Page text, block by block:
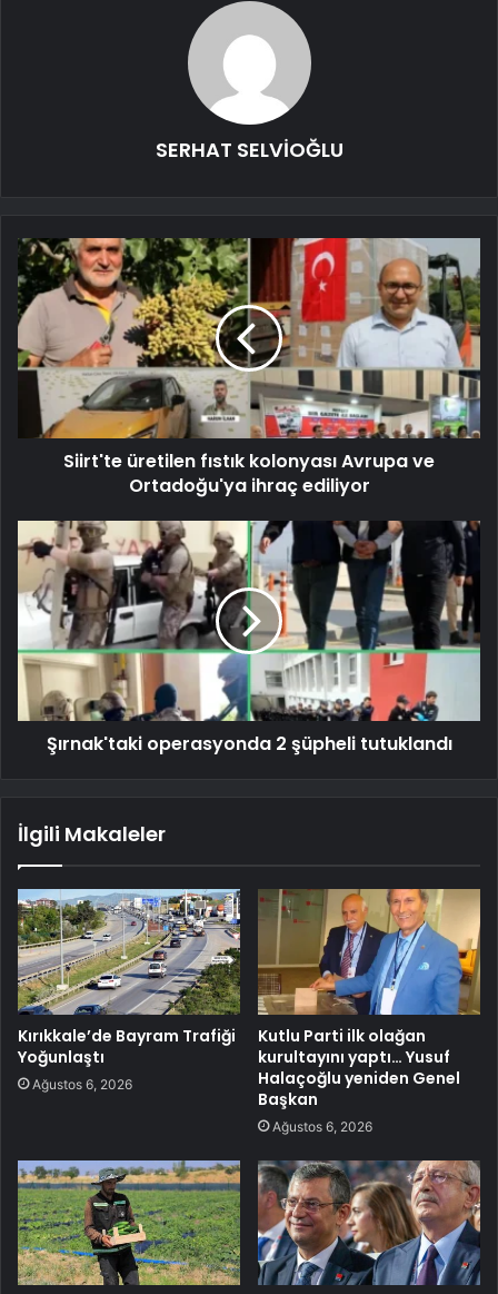
SERHAT SELVİOĞLU
Siirt'te üretilen fıstık kolonyası Avrupa ve
Ortadoğu'ya ihraç ediliyor
Şırnak'taki operasyonda 2 şüpheli tutuklandı
İlgili Makaleler
Kırıkkale’de Bayram Trafiği
Yoğunlaştı
Ağustos 6, 2026
Kutlu Parti ilk olağan
kurultayını yaptı… Yusuf
Halaçoğlu yeniden Genel
Başkan
Ağustos 6, 2026